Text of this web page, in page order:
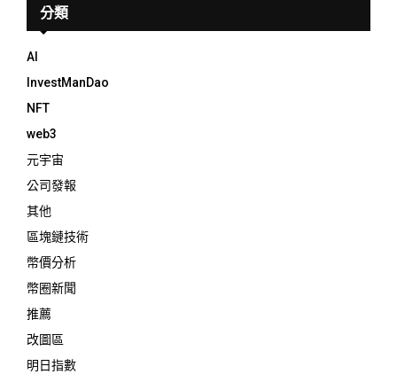
分類
AI
InvestManDao
NFT
web3
元宇宙
公司發報
其他
區塊鏈技術
幣價分析
幣圈新聞
推薦
改圖區
明日指數